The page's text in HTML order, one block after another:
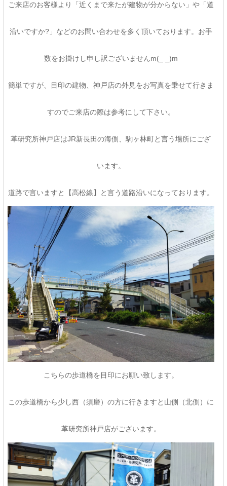
ご来店のお客様より「近くまで来たが建物が分からない」や「道
沿いですか?」などのお問い合わせを多く頂いております。お手
数をお掛けし申し訳ございませんm(_ _)m
簡単ですが、目印の建物、神戸店の外見をお写真を乗せて行きま
すのでご来店の際は参考にして下さい。
革研究所神戸店はJR新長田の海側、駒ヶ林町と言う場所にござ
います。
道路で言いますと【高松線】と言う道路沿いになっております。
こちらの歩道橋を目印にお願い致します。
この歩道橋から少し西（須磨）の方に行きますと山側（北側）に
革研究所神戸店がございます。